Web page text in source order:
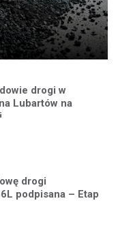
drogi w
Lubartów na
drogi
podpisana – Etap